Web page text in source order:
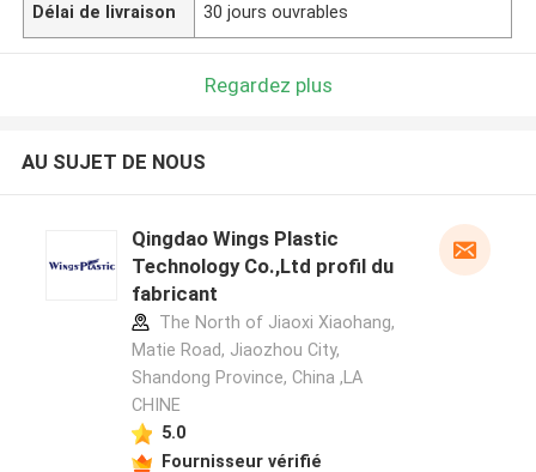
Délai de livraison 30 jours ouvrables
Regardez plus
AU SUJET DE NOUS
Qingdao Wings Plastic
Technology Co.,Ltd profil du
fabricant
The North of Jiaoxi Xiaohang,
Matie Road, Jiaozhou City,
Shandong Province, China ,LA
CHINE
5.0
Fournisseur vérifié